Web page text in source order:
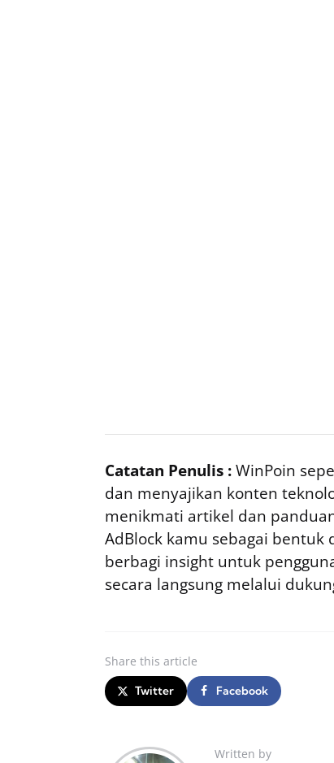
Catatan Penulis :WinPoin
dan menyajikan konten
menikmati artikel dan
AdBlock kamu sebagai
berbagi insight untuk
secara langsung melalui
Share this article
Twitter Facebook
Written by